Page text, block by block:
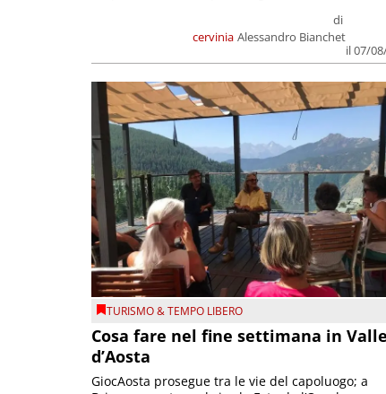
cervinia
di
Alessandro Bianchet
il 07/
TURISMO & TEMPO LIBERO
Cosa fare nel fine settimana in Valle
d’Aosta
GiocAosta prosegue tra le vie del capoluogo; a